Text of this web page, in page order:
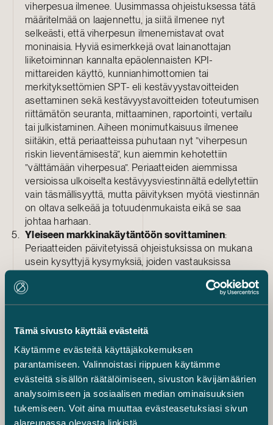
Tämä sivusto käyttää evästeitä
Käytämme evästeitä käyttäjäkokemuksen
parantamiseen. Valinnoistasi riippuen käytämme
evästeitä sisällön räätälöimiseen, sivuston kävijämäärien
analysoimiseen ja sosiaalisen median ominaisuuksien
tukemiseen. Voit aina muuttaa evästeasetuksiasi sivun
alareunassa olevasta linkistä.
viherpesua ilmenee. Uusimmassa ohjeistuksessa tätä
määritelmää on laajennettu, ja siitä ilmenee nyt
selkeästi, että viherpesun ilmenemistavat ovat
moninaisia. Hyviä esimerkkejä ovat lainanottajan
liiketoiminnan kannalta epäolennaisten KPI-
mittareiden käyttö, kunnianhimottomien tai
merkityksettömien SPT- eli kestävyystavoitteiden
asettaminen sekä kestävyystavoitteiden toteutumisen
riittämätön seuranta, mittaaminen, raportointi, vertailu
tai julkistaminen. Aiheen monimutkaisuus ilmenee
siitäkin, että periaatteissa puhutaan nyt ”viherpesun
riskin lieventämisestä”, kun aiemmin kehotettiin
”välttämään viherpesua”. Periaatteiden aiemmissa
versioissa ulkoiselta kestävyysviestinnältä edellytettiin
vain täsmällisyyttä, mutta päivityksen myötä viestinnän
on oltava selkeää ja totuudenmukaista eikä se saa
johtaa harhaan.
Yleiseen markkinakäytäntöön sovittaminen:
Periaatteiden päivitetyissä ohjeistuksissa on mukana
usein kysyttyjä kysymyksiä, joiden vastauksissa
vedetään yhtäläisyyksiä periaatteiden käsitteiden ja
terminologian sekä laajemman kestävän
markkinatoimijoille kattavampi käsitys siitä, miten
Blogi
LMA:n uudet vihreitä lainoja koskevat
mallilausekkeet ja term sheet -malli
edistävät kestävää rahoitusta